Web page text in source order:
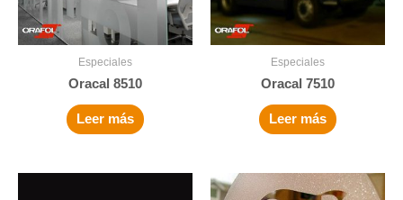
Especiales
Oracal 8510
Leer más
Especiales
Oracal 7510
Leer más